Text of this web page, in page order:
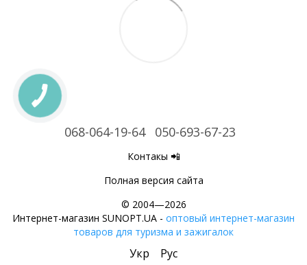
068-064-19-64 050-693-67-23
Контакы 📲
Полная версия сайта
© 2004—2026
Интернет-магазин SUNOPT.UA - оптовый интернет-магазин
товаров для туризма и зажигалок
Укр Рус